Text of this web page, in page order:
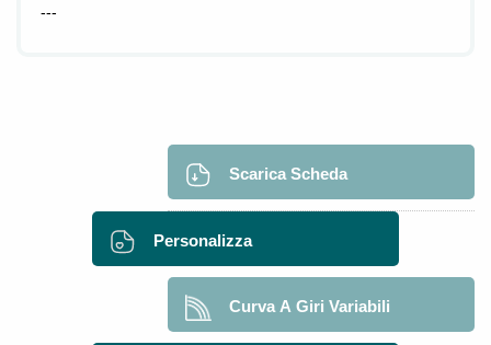
---
Scarica Scheda
Personalizza
Curva A Giri Variabili